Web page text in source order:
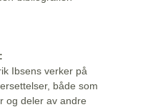
Ibsens verker på
både som
og deler av andre